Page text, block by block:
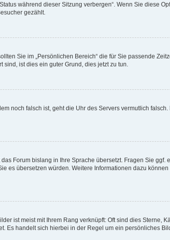
während dieser Sitzung verbergen“. Wenn Sie diese
gezählt.
Sie im „Persönlichen Bereich“ die für Sie passende
ist dies ein guter Grund, dies jetzt zu tun.
noch falsch ist, geht die Uhr des Servers vermutlich
Forum bislang in Ihre Sprache übersetzt. Fragen Sie ggf.
es übersetzen würden. Weitere Informationen dazu können
ist meist mit Ihrem Rang verknüpft: Oft sind dies Sterne,
Es handelt sich hierbei in der Regel um ein persönliches